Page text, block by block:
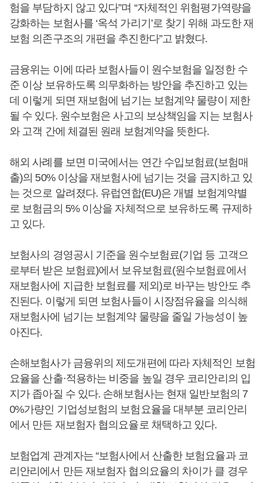
험을 부담하지 않고 있다”며 “자체적인 위험평가역량을
강화하는 보험사를 ‘옥석 가리기’로 찾기 위해 과도한 재
보험 의존구조의 개편을 추진한다”고 밝혔다.
금융위는 이에 따라 보험사들이 원수보험을 일정한 수
준 이상 보유하도록 의무화하는 방안을 추진하고 있는
데 이렇게 되면 재보험에 넘기는 보험계약 물량이 제한
될 수 있다. 원수보험은 사고의 보상책임을 지는 보험사
와 고객 간에 체결된 원래 보험계약을 뜻한다.
해외 사례를 보면 미국에서는 연간 수입보험료(보험매
출)의 50% 이상을 재보험사에 넘기는 것을 금지하고 있
는 것으로 알려졌다. 유럽연합(EU)은 개별 보험계약별
로 보험금의 5% 이상을 자체적으로 보유하도록 규제하
고 있다.
보험사의 경영공시 기준을 원수보험료(기업 등 고객으
로부터 받은 보험료)에서 보유보험료(원수보험료에서
재보험사에 지급한 보험료를 제외)로 바꾸는 방안도 추
진된다. 이렇게 되면 보험사들이 시장점유율을 의식해
재보험사에 넘기는 보험계약 물량을 줄일 가능성이 높
아진다.
손해보험사가 금융위의 제도개편에 따라 자체적인 보험
요율을 산출·적용하는 비중을 높일 경우 코리안리의 입
지가 좁아질 수 있다. 손해보험사는 현재 일반보험의 7
0%가량인 기업성보험의 보험요율을 대부분 코리안리
에서 만든 재보험자 협의요율로 채택하고 있다.
보험업계 관계자는 “보험사에서 산출한 보험요율과 코
리안리에서 만든 재보험자 협의요율의 차이가 클 경우